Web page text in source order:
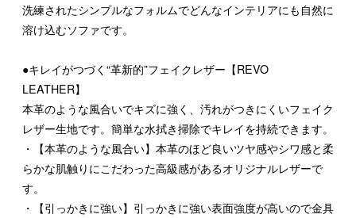
洗練されたシンプルなフォルムでどんなインテリアにも自然に
溶け込むソファです。
●キレイがつづく“革新的”フェイクレザー【REVO
LEATHER】
本革のような風合いでキズに強く、汚れがつきにくいフェイク
レザー生地です。簡単な水拭き掃除でキレイを持続できます。
・【本革のような風合い】本革のほど良いツヤ感やシワ感と柔
らかな肌触りにこだわった高級感があるオリジナルレザーで
す。
・【引っかきに強い】引っかきに強い表面強度が高いので金具